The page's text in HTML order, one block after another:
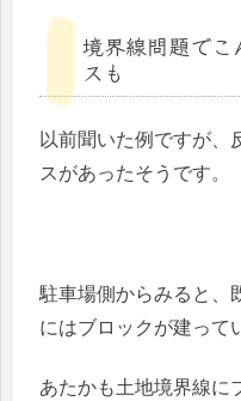
境界線問題でこ
スも
以前聞いた例ですが、
スがあったそうです。
駐車場側からみると、
にはブロックが建って
あたかも土地境界線に